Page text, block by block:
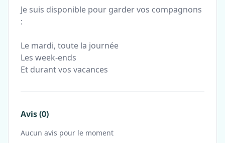
Je suis disponible pour garder vos compagnons
:
Le mardi, toute la journée
Les week-ends
Et durant vos vacances
Avis (0)
Aucun avis pour le moment